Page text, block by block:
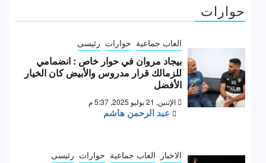
حوارات
العاب جماعية حوارات رئيسى
بيجاد مروان في حوار خاص : انضمامي
للزمالك قرار مدروس والأبيض كان الخيار
الأفضل
الإثنين, 21 يوليو 2025, 5:37 م
عبد الرحمن هاشم
الاخبار العاب جماعية حوارات رئيسى